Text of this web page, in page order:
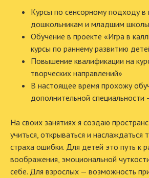
Курсы по сенсорному подходу в
дошкольникам и младшим
Обучение в проекте «Игра в
курсы по раннему развитию
Повышение квалификации на
творческих направлений»
В настоящее время прохожу
дополнительной специальности
На своих занятиях я создаю
учиться, открываться и наслаждаться
страха ошибки. Для детей это путь к
воображения, эмоциональной
себе. Для взрослых — возможность